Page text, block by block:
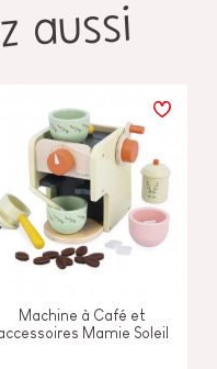
aussi
Machine à Café et
Mamie Soleil